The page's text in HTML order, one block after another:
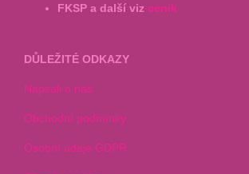
FKSP a další viz ceník
DŮLEŽITÉ ODKAZY
Napsali o nás
Obchodní podmínky
Osobní údaje GDPR